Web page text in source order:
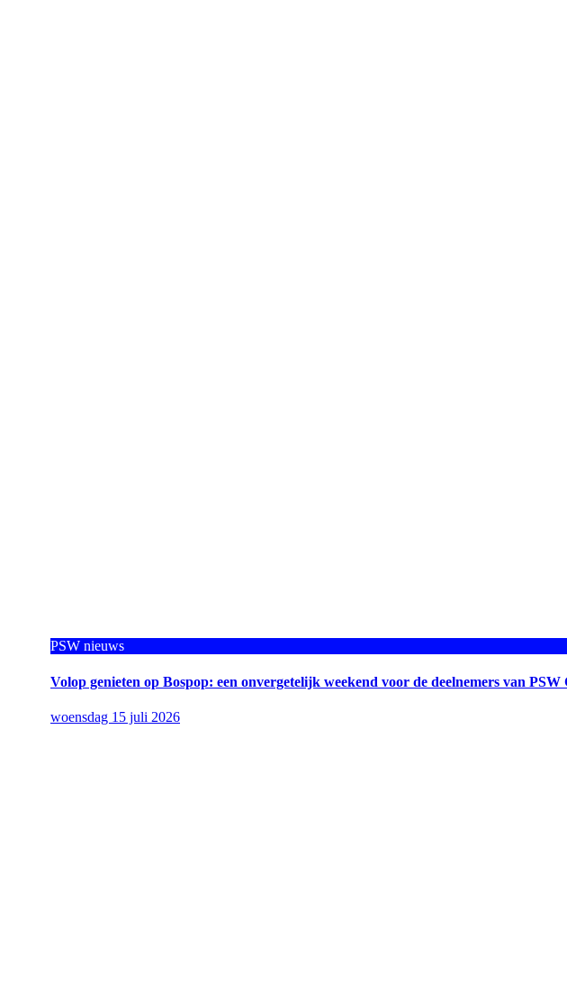
PSW nieuws
Volop genieten op Bospop: een onvergetelijk weekend voor de deelnemers van
woensdag 15 juli 2026